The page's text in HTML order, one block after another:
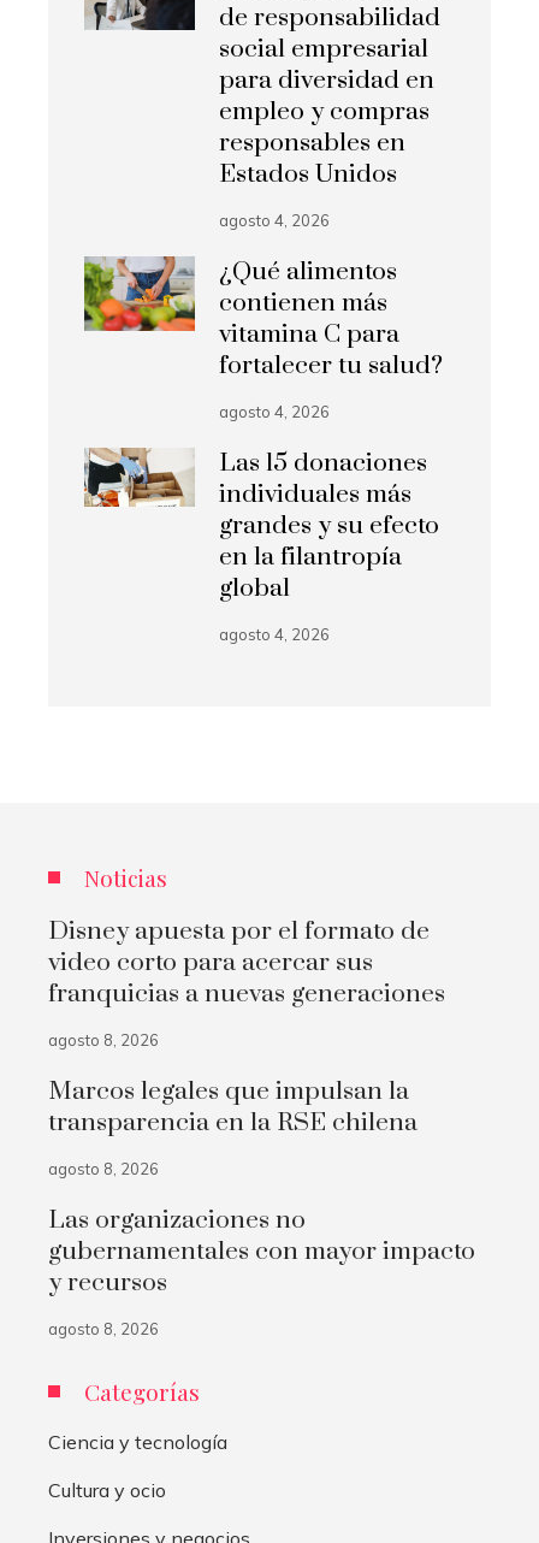
de responsabilidad
social empresarial
para diversidad en
empleo y compras
responsables en
Estados Unidos
agosto 4, 2026
¿Qué alimentos
contienen más
vitamina C para
fortalecer tu salud?
agosto 4, 2026
Las 15 donaciones
individuales más
grandes y su efecto
en la filantropía
global
agosto 4, 2026
Noticias
Disney apuesta por el formato de
video corto para acercar sus
franquicias a nuevas generaciones
agosto 8, 2026
Marcos legales que impulsan la
transparencia en la RSE chilena
agosto 8, 2026
Las organizaciones no
gubernamentales con mayor impacto
y recursos
agosto 8, 2026
Categorías
Ciencia y tecnología
Cultura y ocio